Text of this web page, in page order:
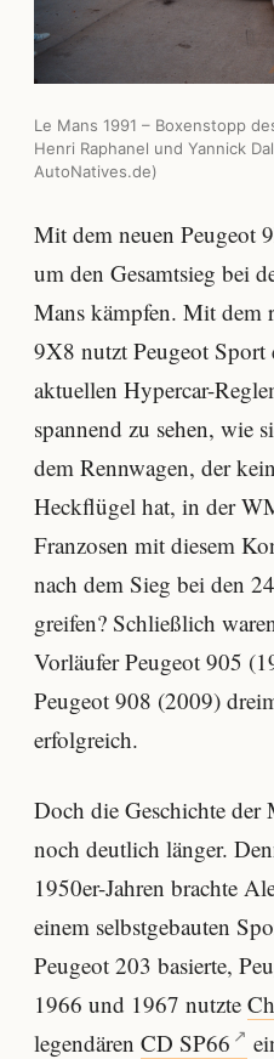
Le Mans 1991 – Boxenstopp
Henri Raphanel und Yannick
AutoNatives.de)
Mit dem neuen Peugeot
um den Gesamtsieg bei
Mans kämpfen. Mit dem
9X8 nutzt Peugeot
aktuellen Hypercar-
spannend zu sehen, wie
dem Rennwagen, der
Heckflügel hat, in der
Franzosen mit diesem
nach dem Sieg bei den
greifen? Schließlich
Vorläufer Peugeot 905
Peugeot 908 (2009)
erfolgreich.
Doch die Geschichte
noch deutlich länger.
1950er-Jahren brachte
einem selbstgebauten
Peugeot 203 basierte,
1966 und 1967 nutzte
legendären CD SP66